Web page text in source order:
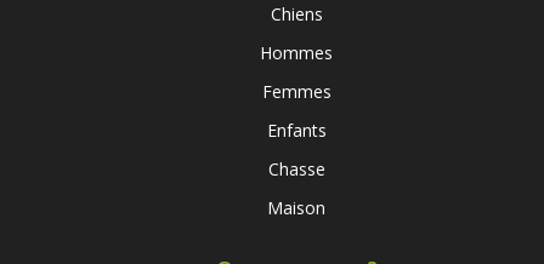
Chiens
Hommes
Femmes
Enfants
Chasse
Maison